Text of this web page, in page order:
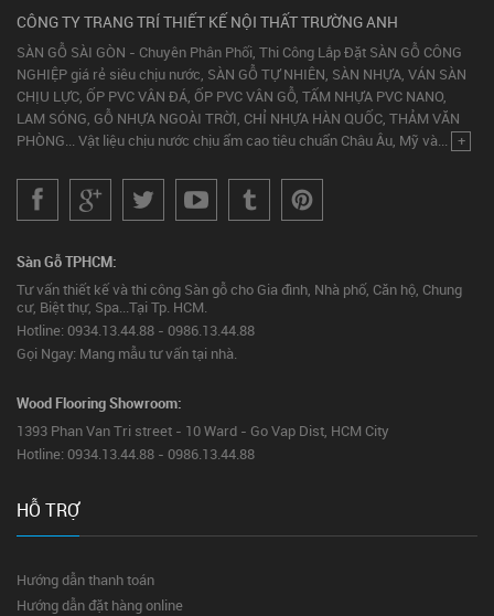
CÔNG TY TRANG TRÍ THIẾT KẾ NỘI THẤT TRƯỜNG ANH
SÀN GỖ SÀI GÒN - Chuyên Phân Phối, Thi Công Lắp Đặt SÀN GỖ CÔNG
NGHIỆP giá rẻ siêu chịu nước, SÀN GỖ TỰ NHIÊN, SÀN NHỰA, VÁN SÀN
CHỊU LỰC, ỐP PVC VÂN ĐÁ, ỐP PVC VÂN GỖ, TẤM NHỰA PVC NANO,
LAM SÓNG, GỖ NHỰA NGOÀI TRỜI, CHỈ NHỰA HÀN QUỐC, THẢM VĂN
PHÒNG... Vật liệu chịu nước chịu ẩm cao tiêu chuẩn Châu Âu, Mỹ và... +
Sàn Gỗ TPHCM:
Tư vấn thiết kế và thi công Sàn gỗ cho Gia đình, Nhà phố, Căn hộ, Chung
cư, Biệt thự, Spa...Tại Tp. HCM.
Hotline: 0934.13.44.88 - 0986.13.44.88
Gọi Ngay: Mang mẫu tư vấn tại nhà.
Wood Flooring Showroom:
1393 Phan Van Tri street - 10 Ward - Go Vap Dist, HCM City
Hotline: 0934.13.44.88 - 0986.13.44.88
HỖ TRỢ
Hướng dẫn thanh toán
Hướng dẫn đặt hàng online